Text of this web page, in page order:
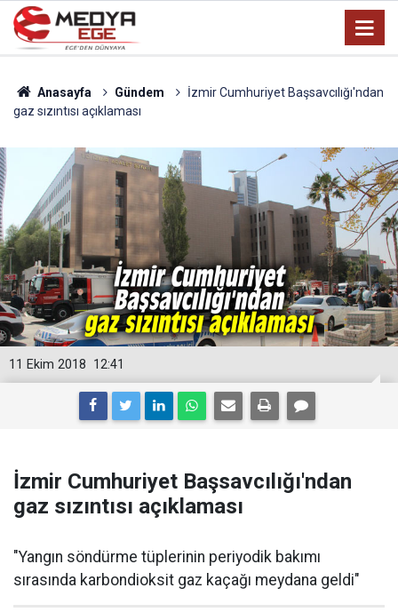
Anasayfa Gündem
İzmir Cumhuriyet Başsavcılığı'ndan
gaz sızıntısı açıklaması
12:41
11 Ekim 2018
İzmir Cumhuriyet Başsavcılığı'ndan
gaz sızıntısı açıklaması
"Yangın söndürme tüplerinin periyodik bakımı
sırasında karbondioksit gaz kaçağı meydana geldi"